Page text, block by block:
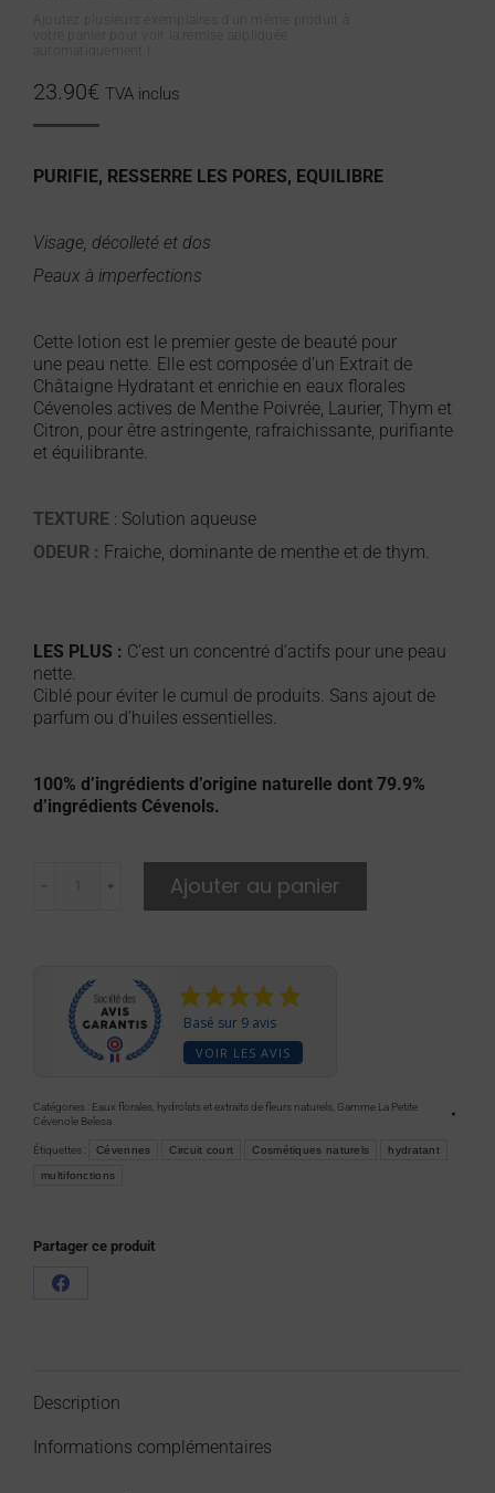
Ajoutez plusieurs exemplaires d'un même produit à
votre panier pour voir la remise appliquée
automatiquement !
23.90€ TVA inclus
PURIFIE, RESSERRE LES PORES, EQUILIBRE
Visage, décolleté et dos
Peaux à imperfections
Cette lotion est le premier geste de beauté pour
une peau nette. Elle est composée d’un Extrait de
Châtaigne Hydratant et enrichie en eaux florales
Cévenoles actives de Menthe Poivrée, Laurier, Thym et
Citron, pour être astringente, rafraichissante, purifiante
et équilibrante.
TEXTURE : Solution aqueuse
ODEUR : Fraiche, dominante de menthe et de thym.
LES PLUS : C’est un concentré d’actifs pour une peau
nette.
Ciblé pour éviter le cumul de produits. Sans ajout de
parfum ou d’huiles essentielles.
100% d’ingrédients d’origine naturelle dont 79.9%
d’ingrédients Cévenols.
﹣ ﹢ Ajouter au panier
Basé sur 9 avis
VOIR LES AVIS
Catégories : Eaux florales, hydrolats et extraits de fleurs naturels Gamme La Petite
Cévenole Belesa
Étiquettes : Cévennes Circuit court Cosmétiques naturels hydratant
multifonctions
Partager ce produit
Description
Informations complémentaires